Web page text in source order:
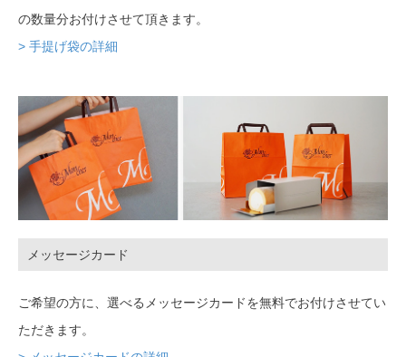
の数量分お付けさせて頂きます。
> 手提げ袋の詳細
メッセージカード
ご希望の方に、選べるメッセージカードを無料でお付けさせてい
ただきます。